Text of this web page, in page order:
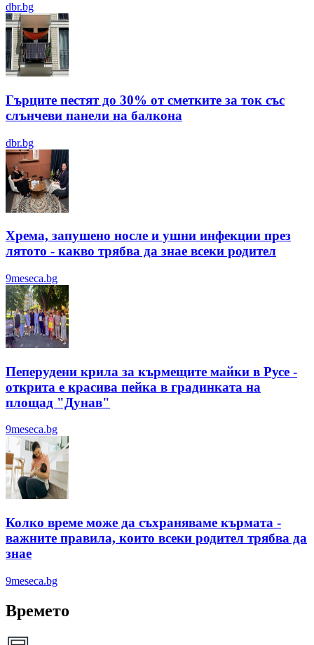
dbr.bg
Гърците пестят до 30% от сметките за ток със
слънчеви панели на балкона
dbr.bg
Хрема, запушено носле и ушни инфекции през
лятотo - какво трябва да знае всеки родител
9meseca.bg
Пеперудени крила за кърмещите майки в Русе -
открита е красива пейка в градинката на
площад "Дунав"
9meseca.bg
Колко време може да съхраняваме кърмата -
важните правила, които всеки родител трябва да
знае
9meseca.bg
Времето